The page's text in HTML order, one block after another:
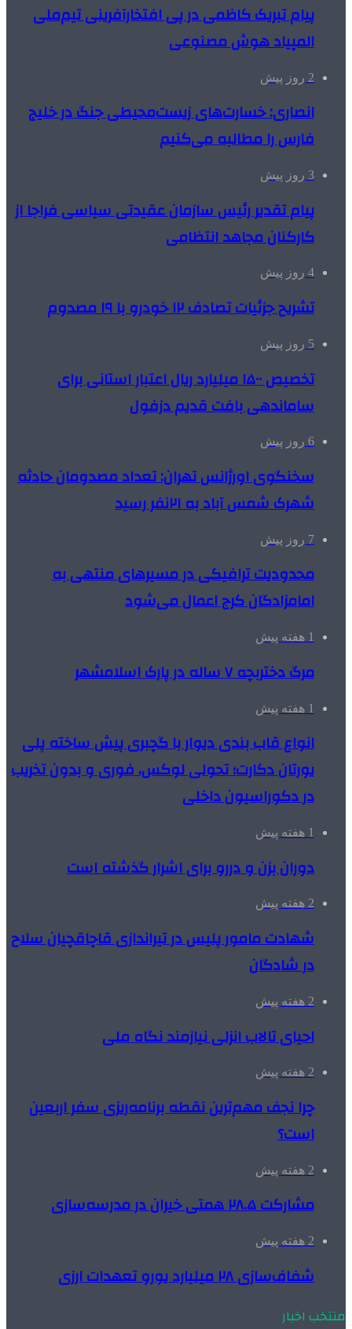
پیام تبریک کاظمی در پی افتخارآفرینی تیم‌ملی
المپیاد هوش مصنوعی
2 روز پیش
انصاری: خسارت‌های زیست‌محیطی جنگ در خلیج
فارس را مطالبه‌ می‌کنیم
3 روز پیش
پیام تقدیر رئیس سازمان عقیدتی سیاسی فراجا از
کارکنان مجاهد انتظامی
4 روز پیش
تشریح جزئیات تصادف ۱۲ خودرو با ۱۹ مصدوم
5 روز پیش
تخصیص ۱۵۰۰ میلیارد ریال اعتبار استانی برای
ساماندهی بافت قدیم دزفول
6 روز پیش
سخنگوی اورژانس تهران: تعداد مصدومان حادثه
شهرک شمس آباد به ۲۱نفر رسید
7 روز پیش
محدودیت ترافیکی در مسیرهای منتهی به
امامزادگان کرج اعمال می‌شود
1 هفته پیش
مرگ دختربچه ۷ ساله در پارک اسلامشهر
1 هفته پیش
انواع قاب بندی دیوار با گچبری پیش ساخته پلی
یورتان دکارت؛ تحولی لوکس، فوری و بدون تخریب
در دکوراسیون داخلی
1 هفته پیش
دوران بزن و دررو برای اشرار گذشته است
2 هفته پیش
شهادت مامور پلیس در تیراندازی قاچاقچیان سلاح
در شادگان
2 هفته پیش
احیای تالاب انزلی نیازمند نگاه ملی
2 هفته پیش
چرا نجف مهم‌ترین نقطه برنامه‌ریزی سفر اربعین
است؟
2 هفته پیش
مشارکت ۲۸.۵ همتی خیران در مدرسه‌سازی
2 هفته پیش
شفاف‌سازی ۲۸ میلیارد یورو تعهدات ارزی
منتخب اخبار